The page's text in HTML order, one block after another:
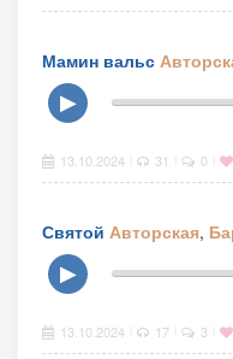
Мамин вальс
▶
13.10.2024 31 0
Святой Авторская,
▶
13.10.2024 17 3